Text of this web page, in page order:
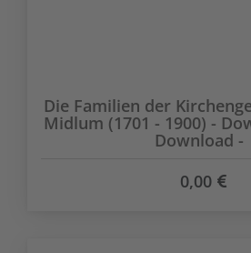
Die Familien der
Midlum (1701 - 1900) -
Download -
0,00